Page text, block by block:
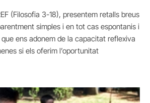
(Filosofia 3-18), presentem retalls breus
simples i en tot cas espontanis i
ens adonem de la capacitat reflexiva
si els oferim l’oportunitat